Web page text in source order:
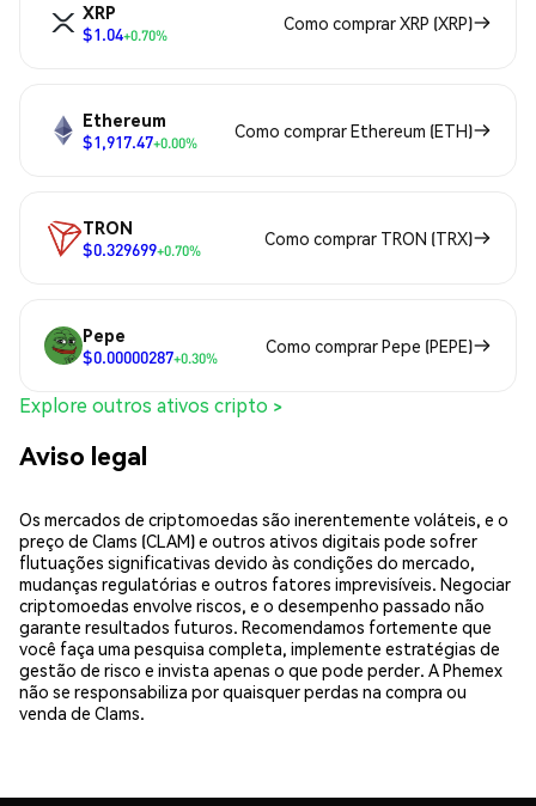
XRP
$1.04+0.70%
Como comprar XRP (XRP)
Ethereum
$1,917.47+0.00%
Como comprar Ethereum (ETH)
TRON
$0.329699+0.70%
Como comprar TRON (TRX)
Pepe
$0.00000287+0.30%
Como comprar Pepe (PEPE)
Explore outros ativos cripto >
Aviso legal
Os mercados de criptomoedas são inerentemente voláteis, e o
preço de Clams (CLAM) e outros ativos digitais pode sofrer
flutuações significativas devido às condições do mercado,
mudanças regulatórias e outros fatores imprevisíveis. Negociar
criptomoedas envolve riscos, e o desempenho passado não
garante resultados futuros. Recomendamos fortemente que
você faça uma pesquisa completa, implemente estratégias de
gestão de risco e invista apenas o que pode perder. A Phemex
não se responsabiliza por quaisquer perdas na compra ou
venda de Clams.